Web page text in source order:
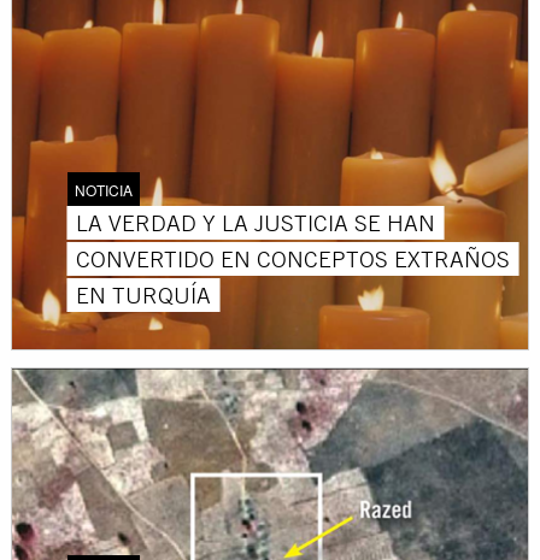
NOTICIA
LA VERDAD Y LA JUSTICIA SE HAN
CONVERTIDO EN CONCEPTOS EXTRAÑOS
EN TURQUÍA